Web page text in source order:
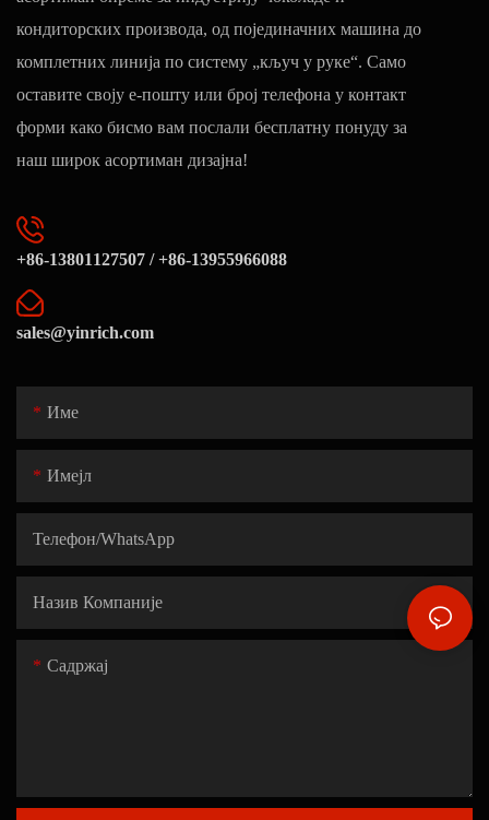
кондиторских производа, од појединачних машина до
комплетних линија по систему „кључ у руке“. Само
оставите своју е-пошту или број телефона у контакт
форми како бисмо вам послали бесплатну понуду за
наш широк асортиман дизајна!
+86-13801127507 / +86-13955966088
sales@yinrich.com
Име
Имејл
Телефон/WhatsApp
Назив Компаније
Садржај